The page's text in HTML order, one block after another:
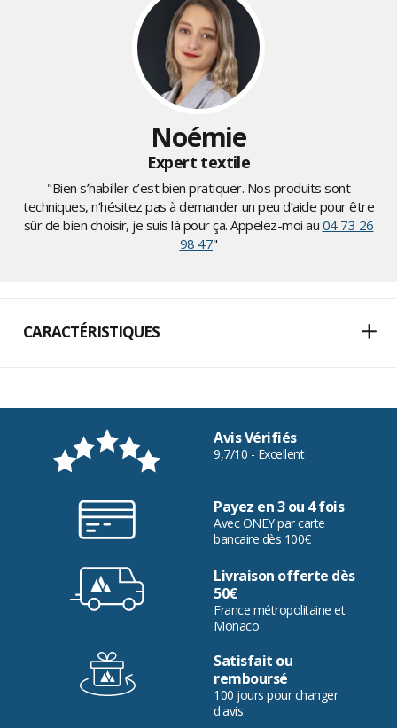
Noémie
Expert textile
"Bien s’habiller c’est bien pratiquer. Nos produits sont
techniques, n’hésitez pas à demander un peu d’aide pour être
sûr de bien choisir, je suis là pour ça. Appelez-moi au 04 73 26
98 47"
CARACTÉRISTIQUES
Avis Vérifiés
9,7/10 - Excellent
Payez en 3 ou 4 fois
Avec ONEY par carte
bancaire dès 100€
Livraison offerte dès
50€
France métropolitaine et
Monaco
Satisfait ou
remboursé
100 jours pour changer
d'avis